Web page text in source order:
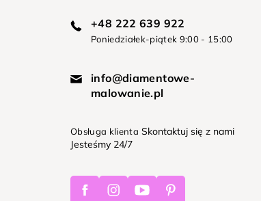
+48 222 639 922
Poniedziałek-piątek 9:00 - 15:00
info@diamentowe-
malowanie.pl
Obsługa klienta Skontaktuj się z nami
Jesteśmy 24/7
FacebookInstagramYoutubePinterest